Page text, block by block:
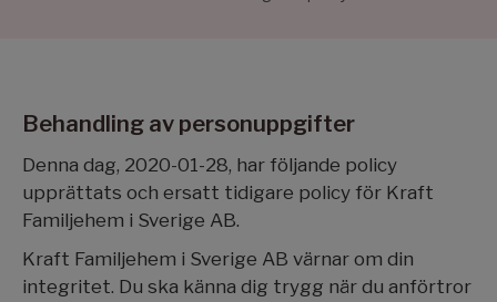
Behandling av personuppgifter
Denna dag, 2020-01-28, har följande policy
upprättats och ersatt tidigare policy för Kraft
Familjehem i Sverige AB.
Kraft Familjehem i Sverige AB värnar om din
integritet. Du ska känna dig trygg när du anförtror